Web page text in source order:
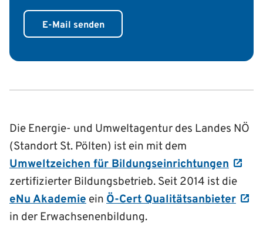
E-Mail senden
Die Energie- und Umweltagentur des Landes NÖ
(Standort St. Pölten) ist ein mit dem
Umweltzeichen für Bildungseinrichtungen
zertifizierter Bildungsbetrieb. Seit 2014 ist die
eNu Akademie ein Ö-Cert Qualitätsanbieter
in der Erwachsenenbildung.